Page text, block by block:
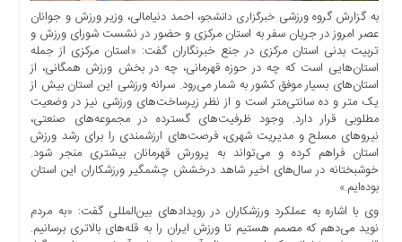
اخبار
سیاسی
اخبار
فرهنگی
منوی
اصلی
صفحه
اصلی
اخبار
اقتصادی
به گزارش گروه ورزشی خبرگزاری دانشجو، احمد دنیامالی، وزیر ورزش و جوانان
عصر امروز در جریان سفر به استان مرکزی و حضور در نشست شورای ورزش و
تربیت بدنی استان مرکزی در جنع خبرنگاران گفت: «استان مرکزی از جمله
استان‌هایی است که چه در حوزه قهرمانی، چه در بخش ورزش همگانی، از
استان‌های بسیار موفق کشور به شمار می‌رود. سرانه ورزشی این استان بیش از
یک متر و ده سانتی‌متر است و از نظر زیرساخت‌های ورزشی نیز در وضعیت
مطلوبی قرار دارد. وجود ظرفیت‌های گسترده در مجموعه‌های صنعتی،
نیرو‌های مسلح و مدیریت شهری، فرصت‌های ارزشمندی را برای رشد ورزش
استان فراهم کرده و می‌تواند به پرورش قهرمانان بیشتری منجر شود.
خوشبختانه در سال‌های اخیر شاهد درخشش چشمگیر ورزشکاران این استان
بوده‌ایم.»
وی با اشاره به عملکرد ورزشکاران در رویداد‌های بین‌المللی گفت: «به مردم
نوید می‌دهم که مصمم هستیم تا ورزش ایران را به قله‌های بالاتری برسانیم.